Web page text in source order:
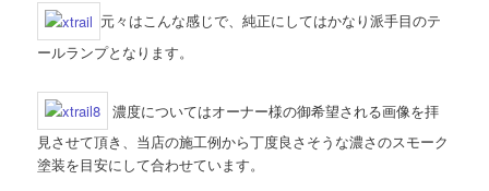
元々はこんな感じで、純正にしてはかなり派手目のテ
ールランプとなります。
濃度についてはオーナー様の御希望される画像を拝
見させて頂き、当店の施工例から丁度良さそうな濃さのスモーク
塗装を目安にして合わせています。